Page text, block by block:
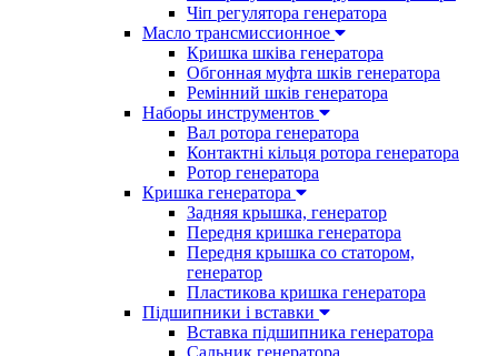
Чіп регулятора генератора
Масло трансмиссионное
Кришка шківа генератора
Обгонная муфта шків генератора
Ремінний шків генератора
Наборы инструментов
Вал ротора генератора
Контактні кільця ротора генератора
Ротор генератора
Кришка генератора
Задняя крышка, генератор
Передня кришка генератора
Передня крышка со статором,
генератор
Пластикова кришка генератора
Підшипники і вставки
Вставка підшипника генератора
Сальник генератора